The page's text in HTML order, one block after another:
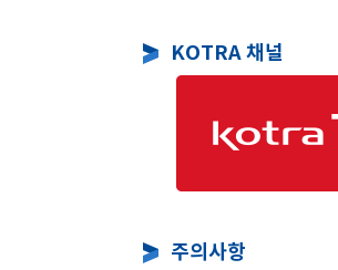
KOTRA 채널
주의사항